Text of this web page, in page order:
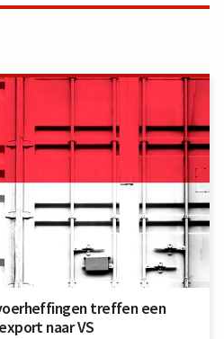
treffen een
naar VS